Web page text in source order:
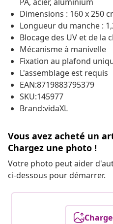
Dimensions : 160 x 250
Longueur du manche :
Blocage des UV et de la
Mécanisme à manivelle
Fixation au plafond
L'assemblage est requis
EAN:8719883795379
SKU:145977
Brand:vidaXL
Vous avez acheté un
Chargez une photo !
Votre photo peut aider
ci-dessous pour démarrer.